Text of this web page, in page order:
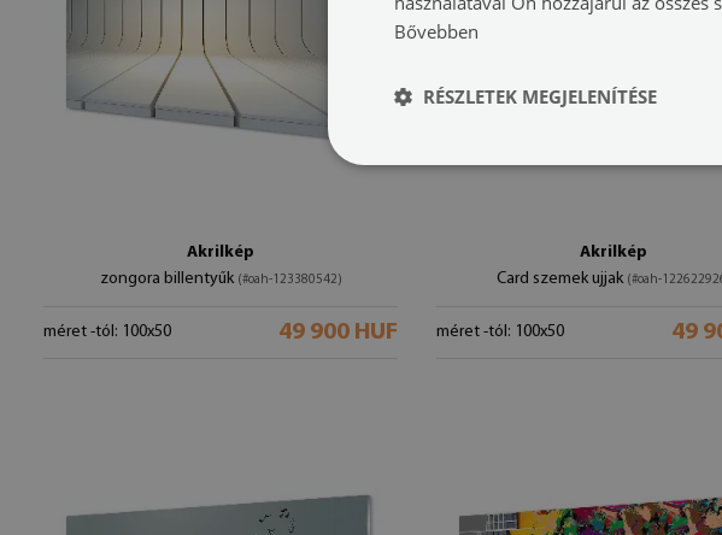
Akrilkép
zongora billentyűk (#oah-123380542)
méret -tól: 100x50 49 900 HUF
Akrilkép
Card szemek ujjak (#oah-
méret -tól: 100x50 49
Bővebben
RÉSZLETEK MEGJELENÍTÉSE